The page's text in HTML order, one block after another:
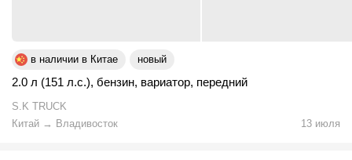
в наличии в Китае новый
2.0 л (151 л.с.), бензин, вариатор, передний
S.K TRUCK
Китай → Владивосток 13 июля